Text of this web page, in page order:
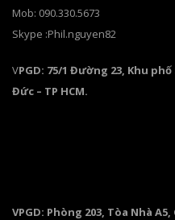
Mob: 090.330.5673
Skype :Phil.nguyen82
VPGD: 75/1 Đường 23, Khu
Đức – TP HCM.
VPGD: Phòng 203, Tòa Nhà